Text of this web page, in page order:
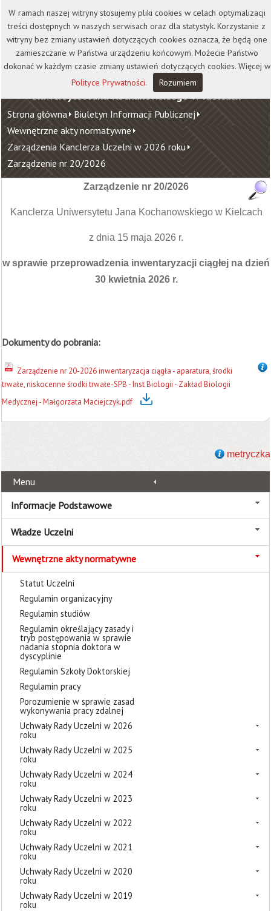
Kontakt Biblioteka
Wydawnictwo
Wirtualna Uczelnia
Uniwersytet Jana Kochanowskiego w Kielcach
Strona główna Biuletyn Informacji Publicznej
Wewnętrzne akty normatywne
Zarządzenia Kanclerza Uczelni w 2026 roku
Zarządzenie nr 20/2026
Zarządzenie nr 20/2026
Kanclerza Uniwersytetu Jana Kochanowskiego w Kielcach
z dnia 15 maja 2026 r.
w sprawie przeprowadzenia inwentaryzacji ciągłej na dzień
30 kwietnia 2026 r.
Dokumenty do pobrania:
Zarządzenie nr 20-2026 inwentaryzacja ciągła - aparatura, środki
trwałe, niskocenne środki trwałe-SPB - Inst Biologii - Zakład Biologii
Medycznej - Małgorzata Maciejczyk.pdf
metryczka
Menu
Informacje Podstawowe
Władze Uczelni
Wewnętrzne akty normatywne
Statut Uczelni
Regulamin organizacyjny
Regulamin studiów
Regulamin określający zasady i
tryb postępowania w sprawie
nadania stopnia doktora w
dyscyplinie
Regulamin Szkoły Doktorskiej
Regulamin pracy
Porozumienie w sprawie zasad
wykonywania pracy zdalnej
Uchwały Rady Uczelni w 2026
roku
Uchwały Rady Uczelni w 2025
roku
Uchwały Rady Uczelni w 2024
roku
Uchwały Rady Uczelni w 2023
roku
Uchwały Rady Uczelni w 2022
roku
Uchwały Rady Uczelni w 2021
roku
Uchwały Rady Uczelni w 2020
roku
Uchwały Rady Uczelni w 2019
roku
W ramach naszej witryny stosujemy pliki cookies w celach optymalizacji
treści dostępnych w naszych serwisach oraz dla statystyk. Korzystanie z
witryny bez zmiany ustawień dotyczących cookies oznacza, że będą one
zamieszczane w Państwa urządzeniu końcowym. Możecie Państwo
dokonać w każdym czasie zmiany ustawień dotyczących cookies. Więcej w
Polityce Prywatności. Rozumiem